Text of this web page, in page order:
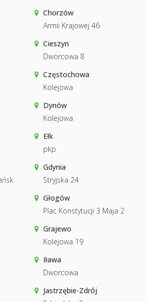
Chorzów
Armii Krajowej 46
Cieszyn
Dworcowa 8
Częstochowa
Kolejowa
Dynów
Kolejowa
Ełk
pkp
Gdynia
Stryjska 24
Głogów
Plac Konstytucji 3 Maja 2
Grajewo
Kolejowa 19
Iława
Dworcowa
Jastrzębie-Zdrój